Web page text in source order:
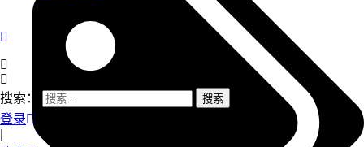
搜索：
登录